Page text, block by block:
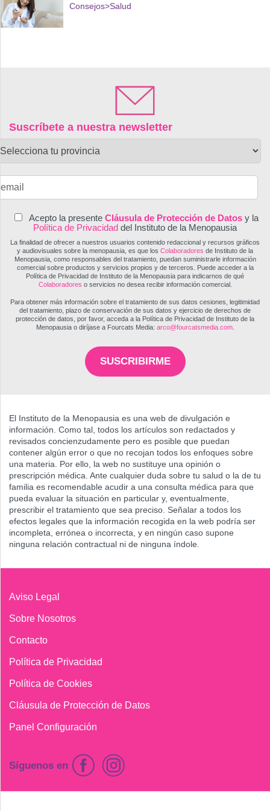
Consejos>Salud
Suscríbete a nuestra newsletter
Acepto la presente Cláusula de Protección de Datosy la
Política de Privacidad del Instituto de la Menopausia
La finalidad de ofrecer a nuestros usuarios contenido redaccional y recursos gráficos
y audiovisuales sobre la menopausia, es que los Colaboradores de Instituto de la
Menopausia, como responsables del tratamiento, puedan suministrarle información
comercial sobre productos y servicios propios y de terceros. Puede acceder a la
Política de Privacidad de Instituto de la Menopausia para indicarnos de qué
Colaboradores o servicios no desea recibir información comercial.
Para obtener más información sobre el tratamiento de sus datos cesiones, legitimidad
del tratamiento, plazo de conservación de sus datos y ejercicio de derechos de
protección de datos, por favor, acceda a la Política de Privacidad de Instituto de la
Menopausia o diríjase a Fourcats Media: arco@fourcatsmedia.com.
SUSCRIBIRME
El Instituto de la Menopausia es una web de divulgación e
información. Como tal, todos los artículos son redactados y
revisados concienzudamente pero es posible que puedan
contener algún error o que no recojan todos los enfoques sobre
una materia. Por ello, la web no sustituye una opinión o
prescripción médica. Ante cualquier duda sobre tu salud o la de tu
familia es recomendable acudir a una consulta médica para que
pueda evaluar la situación en particular y, eventualmente,
prescribir el tratamiento que sea preciso. Señalar a todos los
efectos legales que la información recogida en la web podría ser
incompleta, errónea o incorrecta, y en ningún caso supone
ninguna relación contractual ni de ninguna índole.
Aviso Legal
Sobre Nosotros
Contacto
Política de Privacidad
Política de Cookies
Cláusula de Protección de Datos
Panel Configuración
Síguenos en